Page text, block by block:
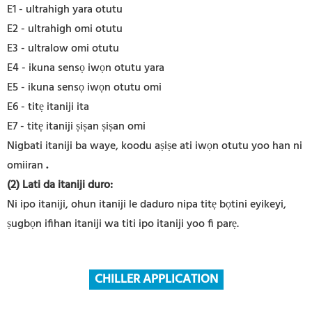
E1 - ultrahigh yara otutu
E2 - ultrahigh omi otutu
E3 - ultralow omi otutu
E4 - ikuna sensọ iwọn otutu yara
E5 - ikuna sensọ iwọn otutu omi
E6 - titẹ itaniji ita
E7 - titẹ itaniji ṣiṣan ṣiṣan omi
Nigbati itaniji ba waye, koodu aṣiṣe ati iwọn otutu yoo han ni
omiiran.
(2) Lati da itaniji duro:
Ni ipo itaniji, ohun itaniji le daduro nipa titẹ bọtini eyikeyi,
ṣugbọn ifihan itaniji wa titi ipo itaniji yoo fi parẹ.
CHILLER APPLICATION